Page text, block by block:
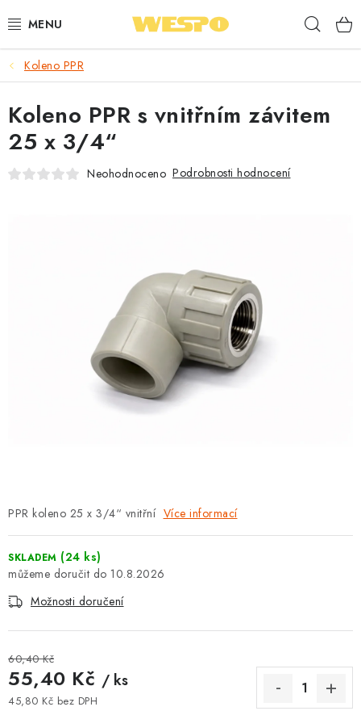
na
ARMATURY PRO TOPENÍ A VODU
TOPENÍ A OHŘEV VODY
TVAROVKY A TRUBKY
⭐ NEJLÉPE HODNOCENÉ
🎁 ODMĚNY ZA BODY
OBCHODNÍ PODMÍNKY
🚚 STAV OBJEDNÁVKY
DOPRAVA A PLATBA
Koleno PPR
PPR koleno 25 x 3/4“ vnitřní Více informací
SKLADEM (24 ks)
10.8.2026
Možnosti doručení
60,40 Kč
55,40 Kč / ks
45,80 Kč bez DPH
Koleno PPR s vnitřním závitem
25 x 3/4“
Neohodnoceno Podrobnosti hodnocení